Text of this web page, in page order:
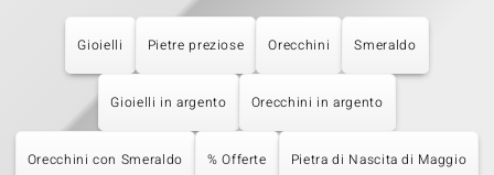
Gioielli Pietre preziose Orecchini Smeraldo
Gioielli in argento Orecchini in argento
Orecchini con Smeraldo % Offerte Pietra di Nascita di Maggio